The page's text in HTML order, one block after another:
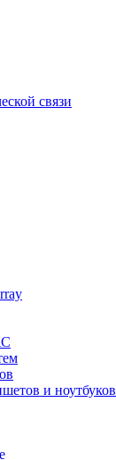
связи
и ноутбуков